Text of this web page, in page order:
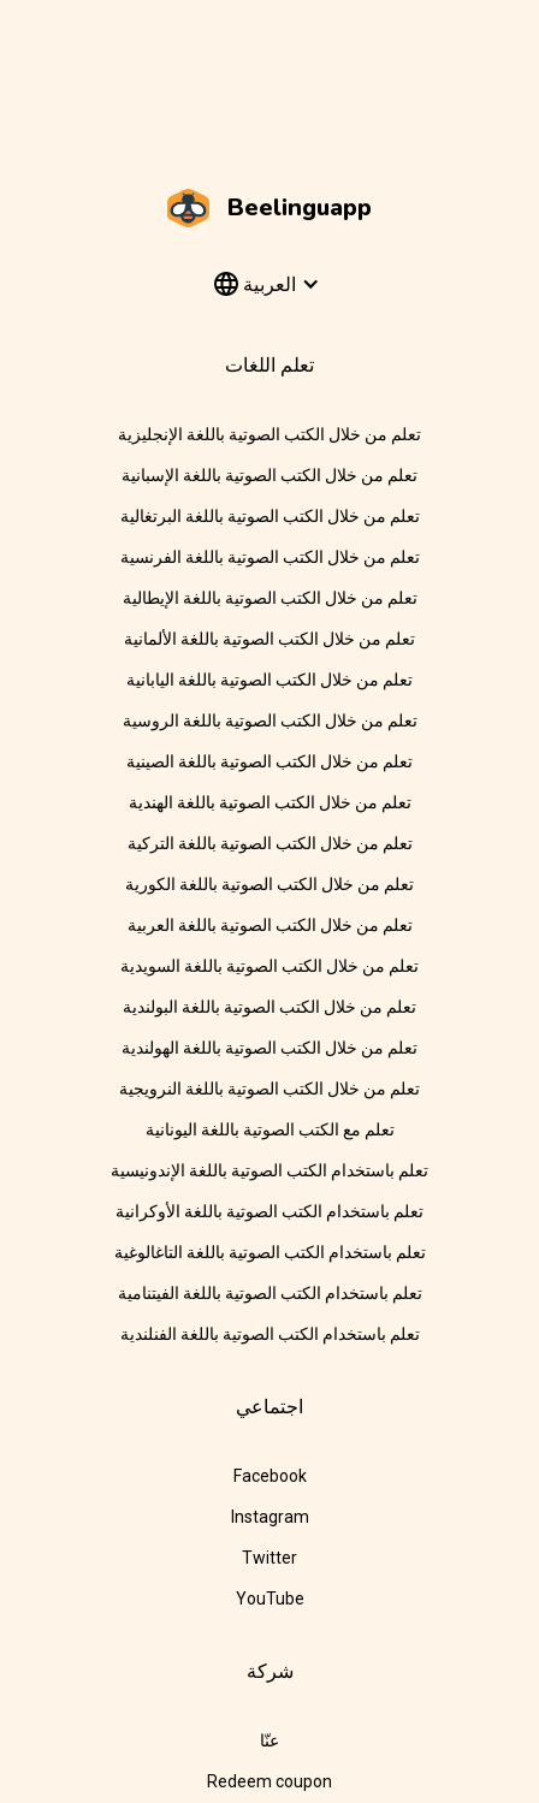
Beelinguapp
العربية
تعلم اللغات
تعلم من خلال الكتب الصوتية باللغة الإنجليزية
تعلم من خلال الكتب الصوتية باللغة الإسبانية
تعلم من خلال الكتب الصوتية باللغة البرتغالية
تعلم من خلال الكتب الصوتية باللغة الفرنسية
تعلم من خلال الكتب الصوتية باللغة الإيطالية
تعلم من خلال الكتب الصوتية باللغة الألمانية
تعلم من خلال الكتب الصوتية باللغة اليابانية
تعلم من خلال الكتب الصوتية باللغة الروسية
تعلم من خلال الكتب الصوتية باللغة الصينية
تعلم من خلال الكتب الصوتية باللغة الهندية
تعلم من خلال الكتب الصوتية باللغة التركية
تعلم من خلال الكتب الصوتية باللغة الكورية
تعلم من خلال الكتب الصوتية باللغة العربية
تعلم من خلال الكتب الصوتية باللغة السويدية
تعلم من خلال الكتب الصوتية باللغة البولندية
تعلم من خلال الكتب الصوتية باللغة الهولندية
تعلم من خلال الكتب الصوتية باللغة النرويجية
تعلم مع الكتب الصوتية باللغة اليونانية
تعلم باستخدام الكتب الصوتية باللغة الإندونيسية
تعلم باستخدام الكتب الصوتية باللغة الأوكرانية
تعلم باستخدام الكتب الصوتية باللغة التاغالوغية
تعلم باستخدام الكتب الصوتية باللغة الفيتنامية
تعلم باستخدام الكتب الصوتية باللغة الفنلندية
اجتماعي
Facebook
Instagram
Twitter
YouTube
شركة
عنّا
Redeem coupon